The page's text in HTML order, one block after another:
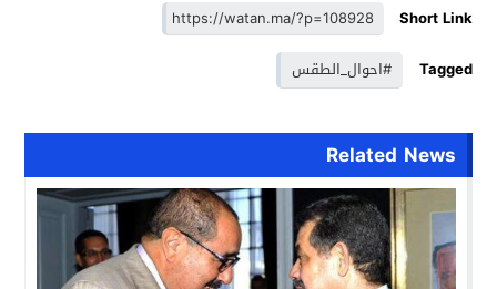
Short Link
Tagged
#احوال_الطقس
Related News